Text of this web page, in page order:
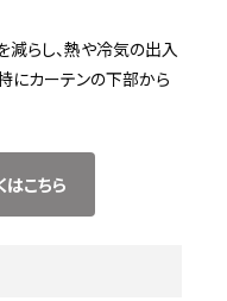
減らし、熱や冷気の出入
にカーテンの下部から
はこちら